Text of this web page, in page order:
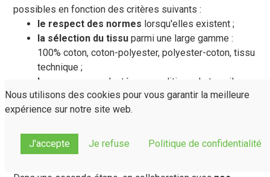
possibles en fonction des critères suivants :
le respect des normes lorsqu'elles existent ;
la sélection du tissu parmi une large gamme :
100% coton, coton-polyester, polyester-coton, tissu
technique ;
le grammage
adapté aux conditions de travail ;
les coloris et leur emplacement sur le vêtement en
fonction du design souhaité ;
fonction de la nature du travail de vos
collaborateurs et leurs besoins.
Nous utilisons des cookies pour vous garantir la meilleure
expérience sur notre site web.
J'accepte Je refuse Politique de confidentialité